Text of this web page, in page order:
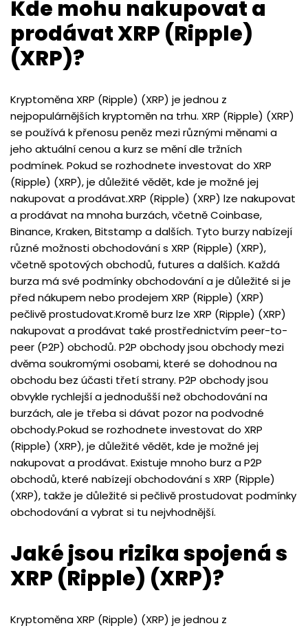
Kde mohu nakupovat a
prodávat XRP (Ripple)
(XRP)?
Kryptoměna XRP (Ripple) (XRP) je jednou z
nejpopulárnějších kryptoměn na trhu. XRP (Ripple) (XRP)
se používá k přenosu peněz mezi různými měnami a
jeho aktuální cenou a kurz se mění dle tržních
podmínek. Pokud se rozhodnete investovat do XRP
(Ripple) (XRP), je důležité vědět, kde je možné jej
nakupovat a prodávat.XRP (Ripple) (XRP) lze nakupovat
a prodávat na mnoha burzách, včetně Coinbase,
Binance, Kraken, Bitstamp a dalších. Tyto burzy nabízejí
různé možnosti obchodování s XRP (Ripple) (XRP),
včetně spotových obchodů, futures a dalších. Každá
burza má své podmínky obchodování a je důležité si je
před nákupem nebo prodejem XRP (Ripple) (XRP)
pečlivě prostudovat.Kromě burz lze XRP (Ripple) (XRP)
nakupovat a prodávat také prostřednictvím peer-to-
peer (P2P) obchodů. P2P obchody jsou obchody mezi
dvěma soukromými osobami, které se dohodnou na
obchodu bez účasti třetí strany. P2P obchody jsou
obvykle rychlejší a jednodušší než obchodování na
burzách, ale je třeba si dávat pozor na podvodné
obchody.Pokud se rozhodnete investovat do XRP
(Ripple) (XRP), je důležité vědět, kde je možné jej
nakupovat a prodávat. Existuje mnoho burz a P2P
obchodů, které nabízejí obchodování s XRP (Ripple)
(XRP), takže je důležité si pečlivě prostudovat podmínky
obchodování a vybrat si tu nejvhodnější.
Jaké jsou rizika spojená s
XRP (Ripple) (XRP)?
Kryptoměna XRP (Ripple) (XRP) je jednou z